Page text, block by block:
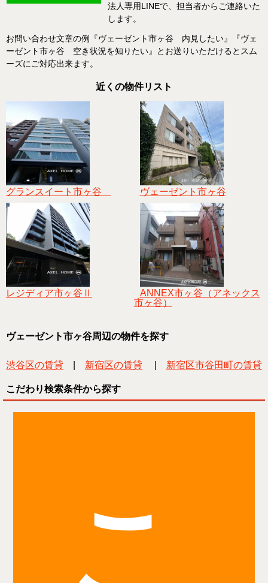
法人専用LINEで、担当者からご連絡いた
します。
お問い合わせ文章の例『ヴェーゼント市ヶ谷 内見したい』『ヴェ
ーゼント市ヶ谷 空き状況を知りたい』とお送りいただけるとスム
ーズにご対応出来ます。
近くの物件リスト
グランスイート市ヶ谷 ヴェーゼント市ヶ谷
レジディア市ヶ谷Ⅱ
ANNEX市ヶ谷（アネックス
市ヶ谷）
ヴェーゼント市ヶ谷周辺の物件を探す
渋谷区の賃貸 新宿区の賃貸 新宿区市谷田町の賃貸
こだわり検索条件から探す
こ